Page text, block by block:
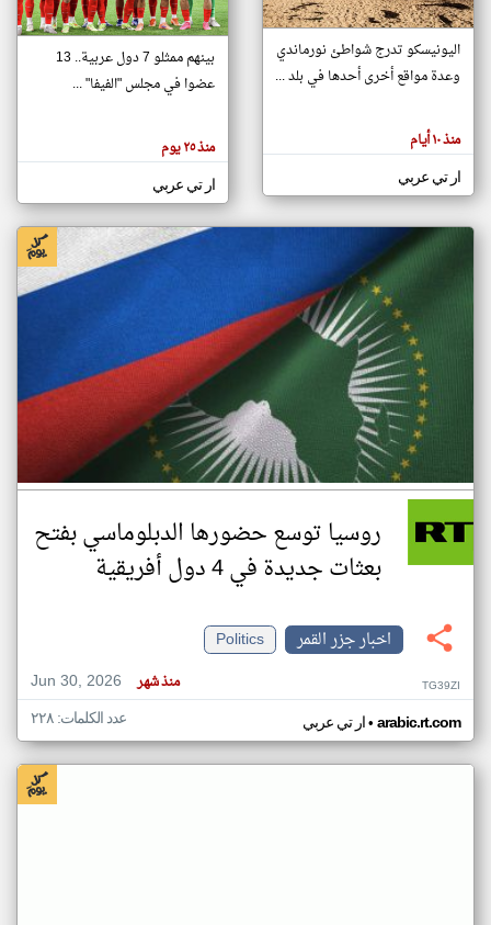
تغيير الدولة
اخبار جزر القمر على مدار الساعة
أهم اخبار جزر القمر العاجلة والمباشرة
هنا عن
وجهة
كاتبيها.
اليونيسكو تدرج شواطئ نورماندي
وعدة مواقع أخرى أحدها في بلد ...
منذ ١٠ أيام
ار تي عربي
بينهم ممثلو 7 دول عربية.. 13
عضوا في مجلس "الفيفا" ...
منذ ٢٥ يوم
ار تي عربي
روسيا توسع حضورها الدبلوماسي بفتح
بعثات جديدة في 4 دول أفريقية
اخبار جزر القمر
Politics
Jun 30, 2026
منذ شهر TG39ZI
ار تي عربي• arabic.rt.com عدد الكلمات: ٢٢٨
klyoum.com